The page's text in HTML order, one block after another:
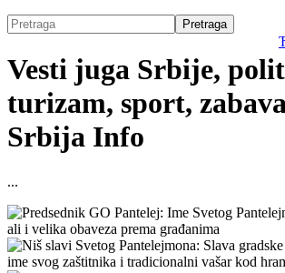
Vesti juga Srbije,
turizam, sport,
Srbija Info
...